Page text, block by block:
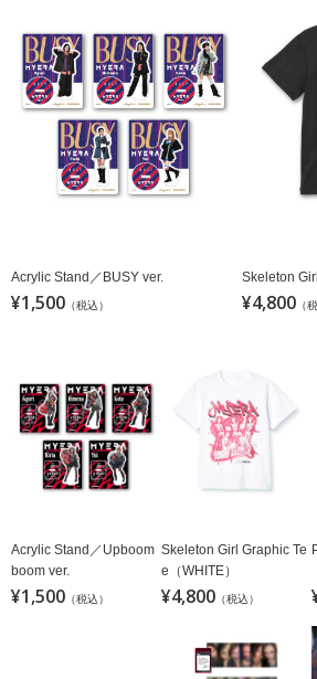
Acrylic Stand／BUSY ver.
¥1,500 （税込）
Skeleton
¥4,800 （
Acrylic Stand／Upboom
boom ver.
¥1,500 （税込）
Skeleton Girl Graphic Te
e（WHITE）
¥4,800 （税込）